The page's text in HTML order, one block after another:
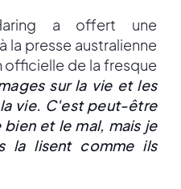
a offert une
la presse australienne
officielle de la fresque
sur la vie et les
vie. C'est peut-être
et le mal, mais je
la lisent comme ils